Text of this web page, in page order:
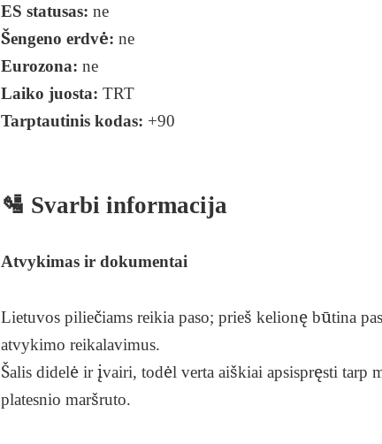
ES statusas: ne
Šengeno erdvė: ne
Eurozona: ne
Laiko juosta: TRT
Tarptautinis kodas: +90
🛂 Svarbi informacija
Atvykimas ir dokumentai
Lietuvos piliečiams reikia paso; prieš kelionę būtina
atvykimo reikalavimus.
Šalis didelė ir įvairi, todėl verta aiškiai apsispręsti tarp
platesnio maršruto.